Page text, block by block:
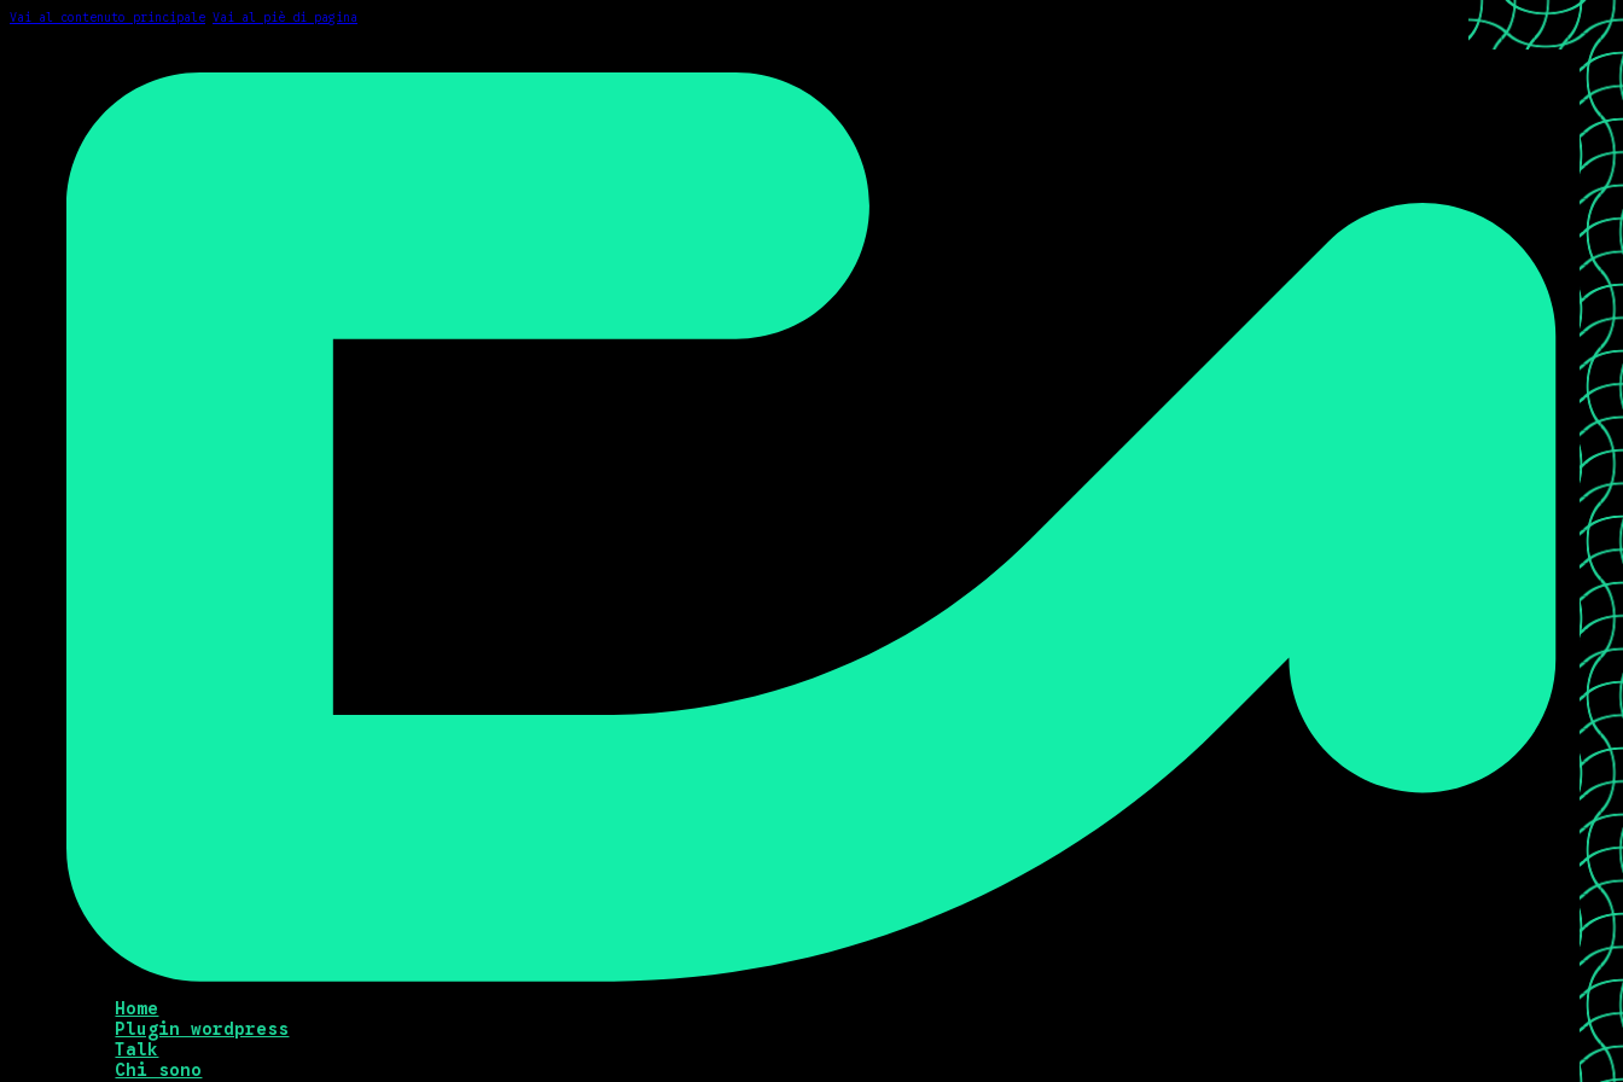
Vai al contenuto principale Vai al piè di pagina
Home
Plugin wordpress
Talk
Chi sono